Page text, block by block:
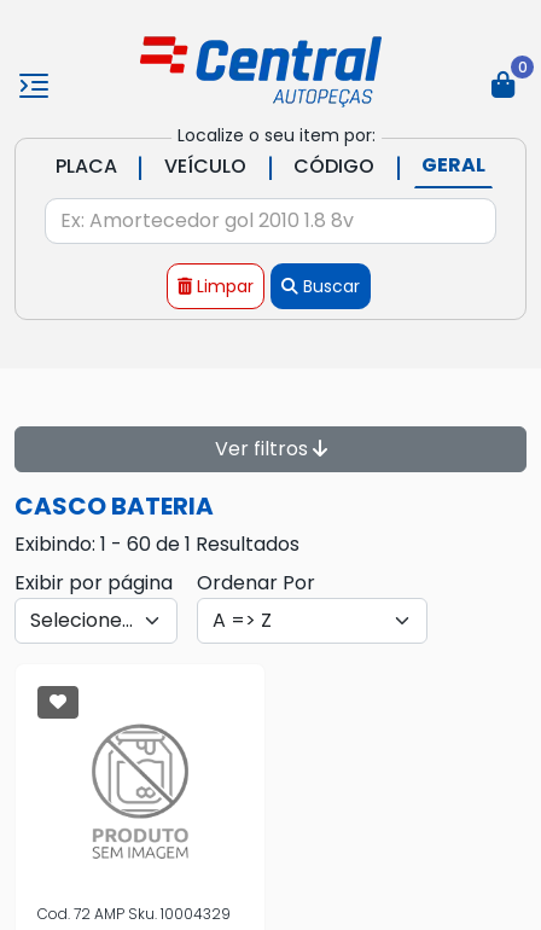
Localize o seu item por:
PLACA | VEÍCULO | CÓDIGO | GERAL
Limpar Buscar
0
Ver filtros
CASCO BATERIA
Exibindo: 1 - 60 de 1 Resultados
Exibir por página
Ordenar Por
Cod.72 AMP Sku.10004329